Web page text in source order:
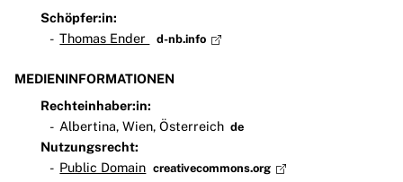
Schöpfer:in:
Thomas Ender
d-nb.info
MEDIENINFORMATIONEN
Rechteinhaber:in:
Albertina, Wien, Österreich de
Nutzungsrecht:
Public Domain creativecommons.org